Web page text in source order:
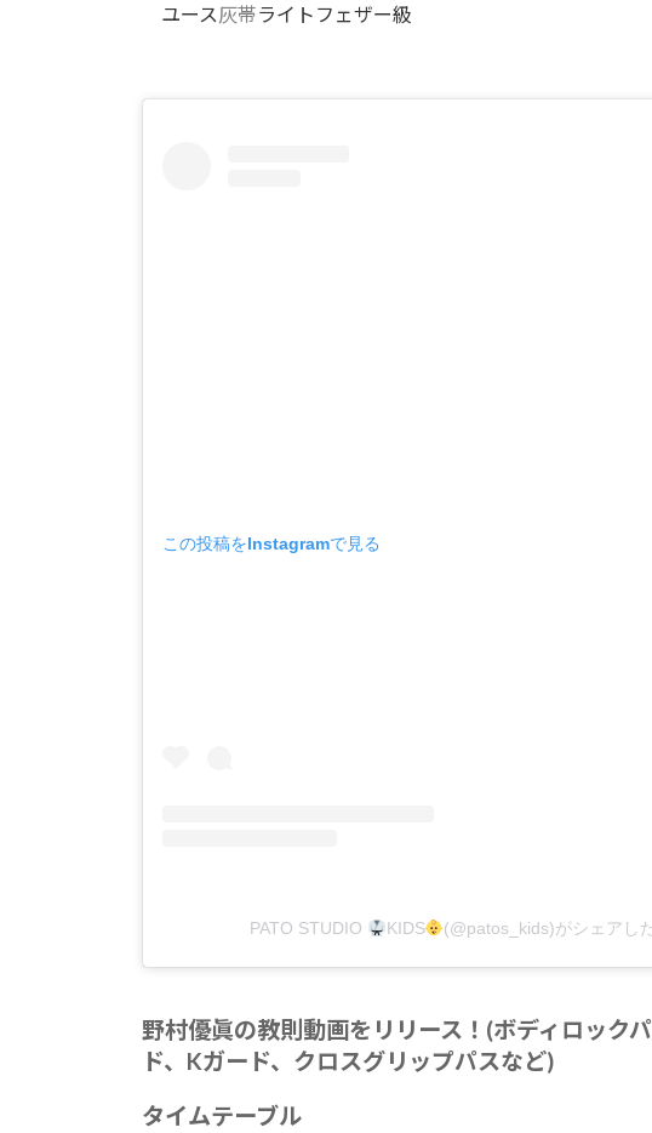
ユース灰帯ライトフェザー級
この投稿をInstagramで見る
PATO STUDIO KIDS (@patos_kids)がシェアし
野村優眞の教則動画をリリース！(ボディロック
ド、Kガード、クロスグリップパスなど)
タイムテーブル